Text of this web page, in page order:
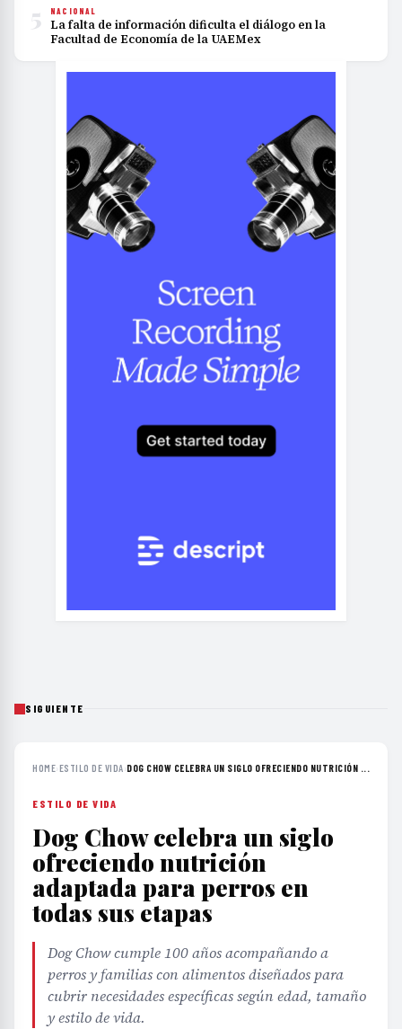
5 NACIONAL
La falta de información dificulta el diálogo en la
Facultad de Economía de la UAEMex
SIGUIENTE
HOME›ESTILO DE VIDA›DOG CHOW CELEBRA UN SIGLO OFRECIENDO NUTRICIÓN ...
ESTILO DE VIDA
Dog Chow celebra un siglo
ofreciendo nutrición
adaptada para perros en
todas sus etapas
Dog Chow cumple 100 años acompañando a
perros y familias con alimentos diseñados para
cubrir necesidades específicas según edad, tamaño
y estilo de vida.